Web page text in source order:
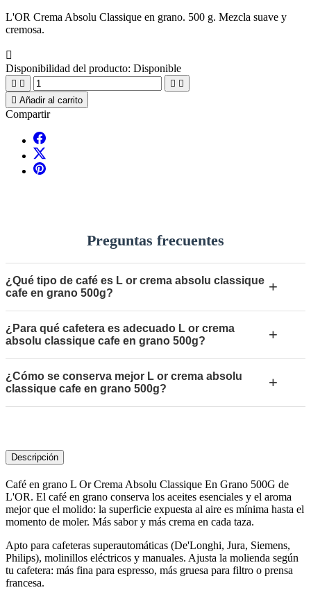
L'OR Crema Absolu Classique en grano. 500 g. Mezcla suave y
cremosa.

Disponibilidad del producto: Disponible
   
 Añadir al carrito
Compartir
Preguntas frecuentes
¿Qué tipo de café es L or crema absolu classique
cafe en grano 500g?
+
¿Para qué cafetera es adecuado L or crema
absolu classique cafe en grano 500g?
+
¿Cómo se conserva mejor L or crema absolu
classique cafe en grano 500g?
+
Descripción
Café en grano L Or Crema Absolu Classique En Grano 500G de
L'OR. El café en grano conserva los aceites esenciales y el aroma
mejor que el molido: la superficie expuesta al aire es mínima hasta el
momento de moler. Más sabor y más crema en cada taza.
Apto para cafeteras superautomáticas (De'Longhi, Jura, Siemens,
Philips), molinillos eléctricos y manuales. Ajusta la molienda según
tu cafetera: más fina para espresso, más gruesa para filtro o prensa
francesa.